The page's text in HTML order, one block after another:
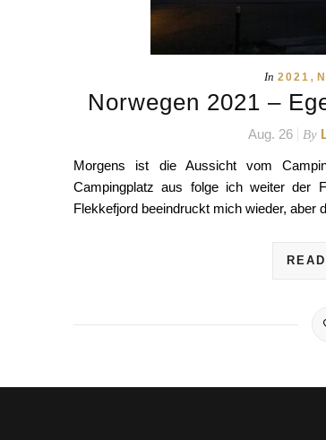
In 2021 ,
Norwegen 2021 –
Aug. 26 By
Morgens ist die Aussicht vom
Campingplatz aus folge ich weiter der
Flekkefjord beeindruckt mich wieder, aber